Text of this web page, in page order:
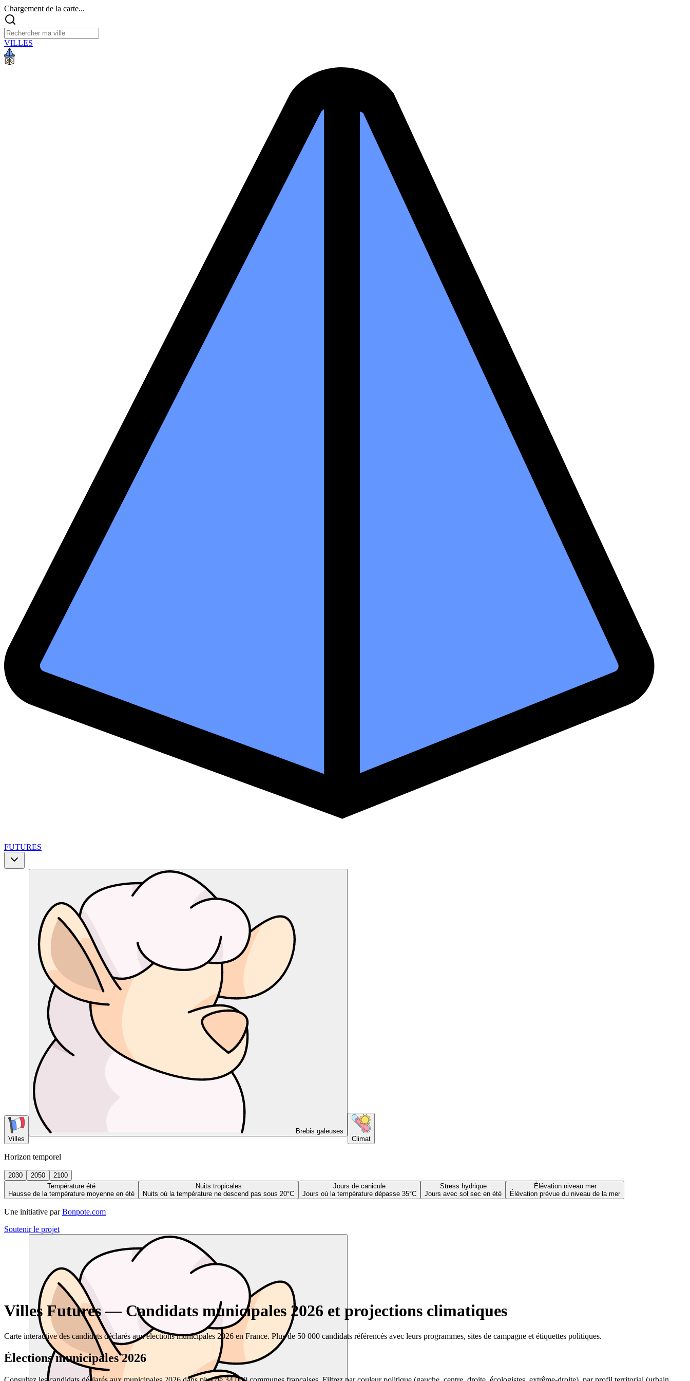
Chargement de la carte...
VILLES
FUTURES
Villes
Brebis galeuses
Climat
Horizon temporel
2030 2050
2100
Température été
Hausse de la température moyenne en été
Nuits tropicales
Nuits où la température ne descend pas sous 20°C
Jours de canicule
Jours où la température dépasse 35°C
Stress hydrique
Jours avec sol sec en été
Élévation niveau mer
Élévation prévue du niveau de la mer
Une initiative par Bonpote.com
Soutenir le projet
Villes Futures — Candidats municipales 2026 et projections climatiques
Carte interactive des candidats déclarés aux élections municipales 2026 en France. Plus de 50 000 candidats référencés avec leurs programmes, sites de campagne et étiquettes politiques.
Élections municipales 2026